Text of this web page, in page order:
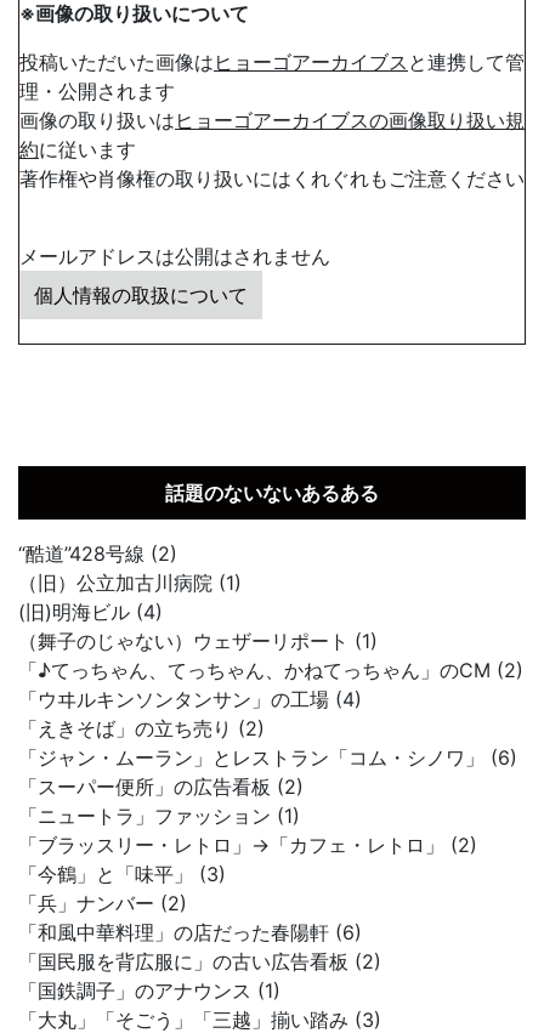
※画像の取り扱いについて
投稿いただいた画像は ヒョーゴアーカイブス と連携して管
理・公開されます
画像の取り扱いは ヒョーゴアーカイブスの画像取り扱い規
約に従います
著作権や肖像権の取り扱いにはくれぐれもご注意ください
メールアドレスは公開はされません
個人情報の取扱について
話題のないないあるある
“酷道”428号線 (2)
（旧）公立加古川病院 (1)
(旧)明海ビル (4)
（舞子のじゃない）ウェザーリポート (1)
「♪てっちゃん、てっちゃん、かねてっちゃん」のCM (2)
「ウヰルキンソンタンサン」の工場 (4)
「えきそば」の立ち売り (2)
「ジャン・ムーラン」とレストラン「コム・シノワ」 (6)
「スーパー便所」の広告看板 (2)
「ニュートラ」ファッション (1)
「ブラッスリー・レトロ」→「カフェ・レトロ」 (2)
「今鶴」と「味平」 (3)
「兵」ナンバー (2)
「和風中華料理」の店だった春陽軒 (6)
「国民服を背広服に」の古い広告看板 (2)
「国鉄調子」のアナウンス (1)
「大丸」「そごう」「三越」揃い踏み (3)